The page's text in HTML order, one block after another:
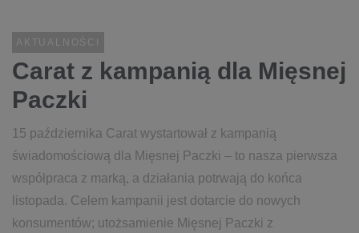
AKTUALNOŚCI
Carat z kampanią dla Mięsnej
Paczki
15 października Carat wystartował z kampanią
świadomościową dla Mięsnej Paczki – to nasza pierwsza
współpraca z marką, a działania potrwają do końca
listopada. Celem kampanii jest dotarcie do nowych
konsumentów; utożsamienie Mięsnej Paczki z